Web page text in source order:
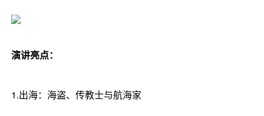
演讲亮点：
1.出海：海盗、传教士与航海家